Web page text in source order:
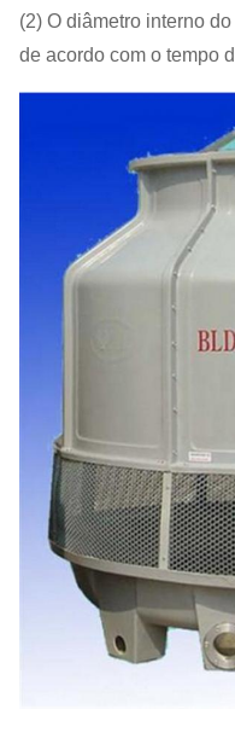
(2) O diâmetro interno
de acordo com o tempo